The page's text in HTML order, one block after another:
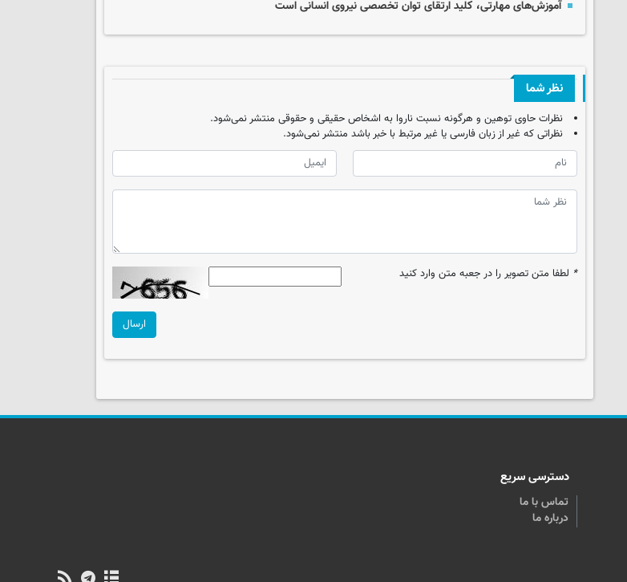
آموزش‌های مهارتی، کلید ارتقای توان تخصصی نیروی انسانی است
نظر شما
نظرات حاوی توهین و هرگونه نسبت ناروا به اشخاص حقیقی و حقوقی منتشر نمی‌شود.
نظراتی که غیر از زبان فارسی یا غیر مرتبط با خبر باشد منتشر نمی‌شود.
* لطفا متن تصویر را در جعبه متن وارد کنید
ارسال
دسترسی سریع
تماس با ما
درباره ما